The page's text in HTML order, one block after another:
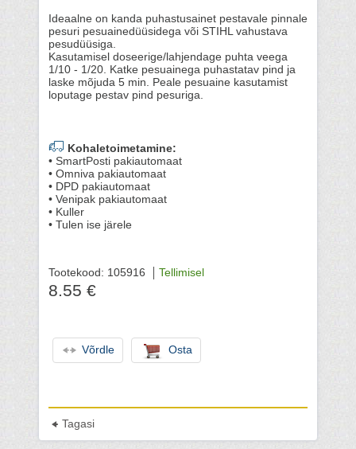
Ideaalne on kanda puhastusainet pestavale pinnale
pesuri pesuainedüüsidega või STIHL vahustava
pesudüüsiga.
Kasutamisel doseerige/lahjendage puhta veega
1/10 - 1/20. Katke pesuainega puhastatav pind ja
laske mõjuda 5 min. Peale pesuaine kasutamist
loputage pestav pind pesuriga.
Kohaletoimetamine:
• SmartPosti pakiautomaat
• Omniva pakiautomaat
• DPD pakiautomaat
• Venipak pakiautomaat
• Kuller
• Tulen ise järele
Tootekood: 105916 Tellimisel
8.55 €
Võrdle Osta
Tagasi